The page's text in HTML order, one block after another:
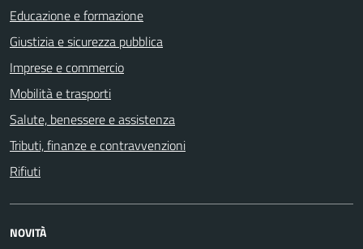
Educazione e formazione
Giustizia e sicurezza pubblica
Imprese e commercio
Mobilità e trasporti
Salute, benessere e assistenza
Tributi, finanze e contravvenzioni
Rifiuti
NOVITÀ